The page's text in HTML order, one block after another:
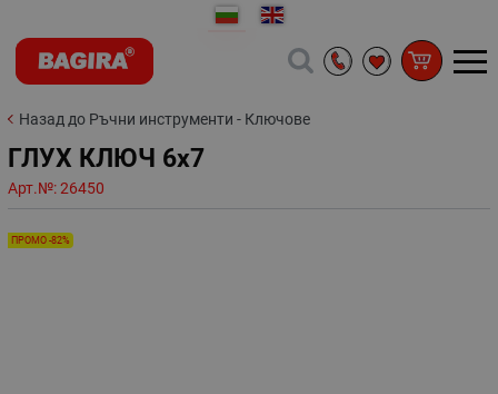
Назад до Ръчни инструменти - Ключове
ГЛУХ КЛЮЧ 6х7
Арт.№:26450
ПРОМО -82%